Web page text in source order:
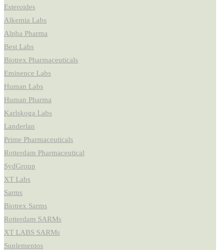
Esteroides
Alkemia Labs
Alpha Pharma
Best Labs
Biotrex Pharmaceuticals
Eminence Labs
Human Labs
Human Pharma
Karlskoga Labs
Landerlan
Prime Pharmaceuticals
Rotterdam Pharmaceutical
SydGroup
XT Labs
Sarms
Biotrex Sarms
Rotterdam SARMs
XT LABS SARMs
Suplementos